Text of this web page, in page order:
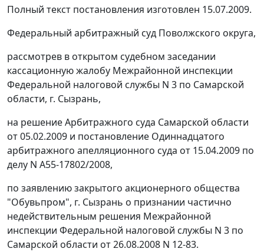
Полный текст постановления изготовлен 15.07.2009.
Федеральный арбитражный суд Поволжского округа,
рассмотрев в открытом судебном заседании
кассационную жалобу Межрайонной инспекции
Федеральной налоговой службы N 3 по Самарской
области, г. Сызрань,
на решение Арбитражного суда Самарской области
от 05.02.2009 и постановление Одиннадцатого
арбитражного апелляционного суда от 15.04.2009 по
делу N А55-17802/2008,
по заявлению закрытого акционерного общества
"Обувьпром", г. Сызрань о признании частично
недействительным решения Межрайонной
инспекции Федеральной налоговой службы N 3 по
Самарской области от 26.08.2008 N 12-83.